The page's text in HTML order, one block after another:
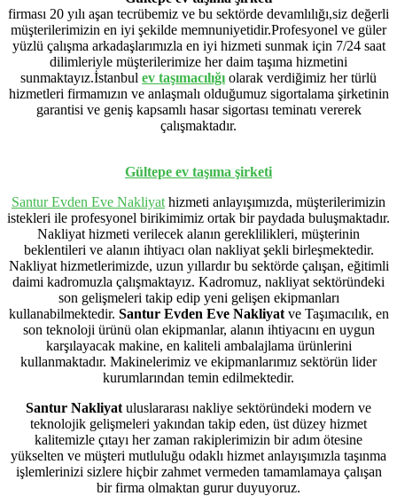
firması 20 yılı aşan tecrübemiz ve bu sektörde devamlılığı,siz değerli
müşterilerimizin en iyi şekilde memnuniyetidir.Profesyonel ve güler
yüzlü çalışma arkadaşlarımızla en iyi hizmeti sunmak için 7/24 saat
dilimleriyle müşterilerimize her daim taşıma hizmetini
sunmaktayız.İstanbul ev taşımacılığı olarak verdiğimiz her türlü
hizmetleri firmamızın ve anlaşmalı olduğumuz sigortalama şirketinin
garantisi ve geniş kapsamlı hasar sigortası teminatı vererek
çalışmaktadır.
Gültepe ev taşıma şirketi
Santur Evden Eve Nakliyat hizmeti anlayışımızda, müşterilerimizin
istekleri ile profesyonel birikimimiz ortak bir paydada buluşmaktadır.
Nakliyat hizmeti verilecek alanın gereklilikleri, müşterinin
beklentileri ve alanın ihtiyacı olan nakliyat şekli birleşmektedir.
Nakliyat hizmetlerimizde, uzun yıllardır bu sektörde çalışan, eğitimli
daimi kadromuzla çalışmaktayız. Kadromuz, nakliyat sektöründeki
son gelişmeleri takip edip yeni gelişen ekipmanları
kullanabilmektedir. Santur Evden Eve Nakliyatve Taşımacılık, en
son teknoloji ürünü olan ekipmanlar, alanın ihtiyacını en uygun
karşılayacak makine, en kaliteli ambalajlama ürünlerini
kullanmaktadır. Makinelerimiz ve ekipmanlarımız sektörün lider
kurumlarından temin edilmektedir.
Santur Nakliyat uluslararası nakliye sektöründeki modern ve
teknolojik gelişmeleri yakından takip eden, üst düzey hizmet
kalitemizle çıtayı her zaman rakiplerimizin bir adım ötesine
yükselten ve müşteri mutluluğu odaklı hizmet anlayışımızla taşınma
işlemlerinizi sizlere hiçbir zahmet vermeden tamamlamaya çalışan
bir firma olmaktan gurur duyuyoruz.